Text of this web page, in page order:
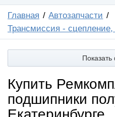
Главная
Автозапчасти
Трансмиссия -
Купить
подшипники